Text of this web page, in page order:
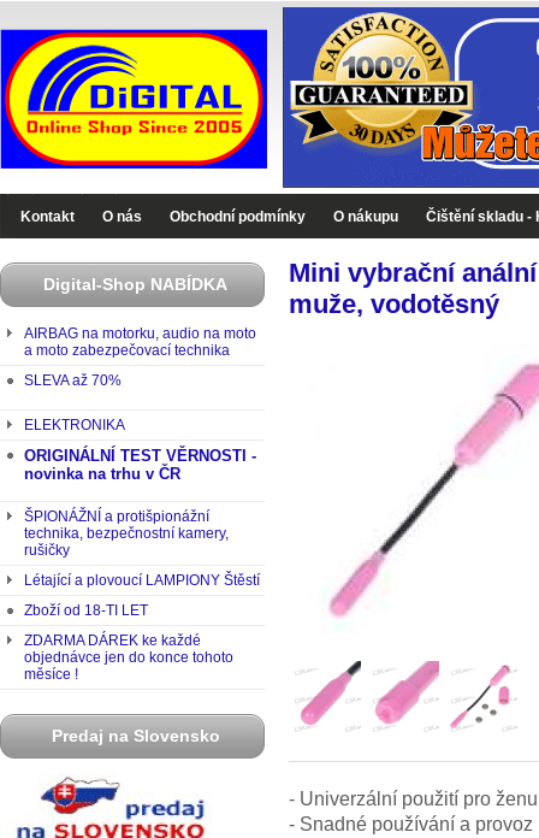
Kontakt O nás Obchodní podmínky O nákupu Čištění skladu -
Digital-Shop NABÍDKA
AIRBAG na motorku, audio na moto
a moto zabezpečovací technika
SLEVA až 70%
ELEKTRONIKA
ORIGINÁLNÍ TEST VĚRNOSTI -
novinka na trhu v ČR
ŠPIONÁŽNÍ a protišpionážní
technika, bezpečnostní kamery,
rušičky
Létající a plovoucí LAMPIONY Štěstí
Zboží od 18-TI LET
ZDARMA DÁREK ke každé
objednávce jen do konce tohoto
měsíce !
Predaj na Slovensko
Mini vybrační
muže, vodotěsný
- Univerzální použití pro
- Snadné používání a provoz